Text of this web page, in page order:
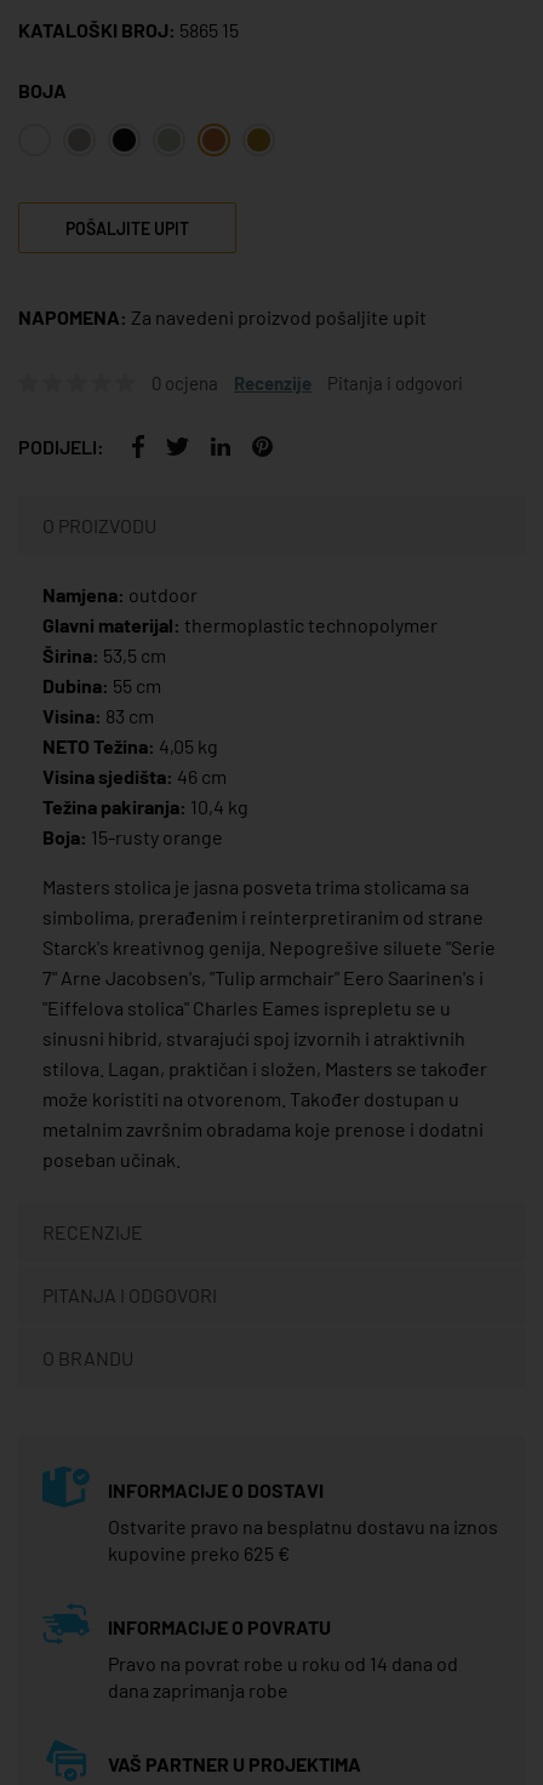
KATALOŠKI BROJ: 5865 15
BOJA
POŠALJITE UPIT
NAPOMENA: Za navedeni proizvod pošaljite upit
0 ocjena Recenzije Pitanja i odgovori
PODIJELI:
O PROIZVODU
Namjena: outdoor
Glavni materijal: thermoplastic technopolymer
Širina: 53,5 cm
Dubina: 55 cm
Visina: 83 cm
NETO Težina: 4,05 kg
Visina sjedišta: 46 cm
Težina pakiranja: 10,4 kg
Boja: 15-rusty orange
Masters stolica je jasna posveta trima stolicama sa
simbolima, prerađenim i reinterpretiranim od strane
Starck's kreativnog genija. Nepogrešive siluete "Serie
7" Arne Jacobsen's, "Tulip armchair" Eero Saarinen's i
"Eiffelova stolica" Charles Eames isprepletu se u
sinusni hibrid, stvarajući spoj izvornih i atraktivnih
stilova. Lagan, praktičan i složen, Masters se također
može koristiti na otvorenom. Također dostupan u
metalnim završnim obradama koje prenose i dodatni
poseban učinak.
RECENZIJE
PITANJA I ODGOVORI
O BRANDU
INFORMACIJE O DOSTAVI
Ostvarite pravo na besplatnu dostavu na iznos
kupovine preko 625 €
INFORMACIJE O POVRATU
Pravo na povrat robe u roku od 14 dana od
dana zaprimanja robe
VAŠ PARTNER U PROJEKTIMA